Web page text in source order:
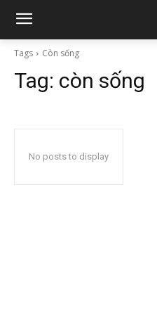
Tags Còn sống
Tag: còn sống
No posts to display